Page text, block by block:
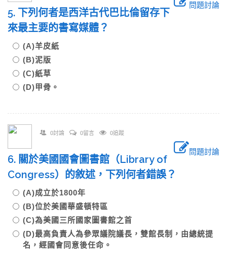
問題討論
5. 下列何者是西洋古代巴比倫留存下
來最主要的書寫媒體？
(A)羊皮紙
(B)泥版
(C)紙草
(D)甲骨。
0討論 0留言 0追蹤
問題討論
6. 關於美國國會圖書館（Library of
Congress）的敘述，下列何者錯誤？
(A)成立於1800年
(B)位於美國華盛頓特區
(C)為美國三所國家圖書館之首
(D)最高負責人為參眾議院議長，雙館長制，由總統提
名，經國會同意後任命。